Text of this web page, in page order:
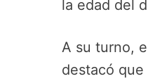
la edad del
A su turno,
destacó